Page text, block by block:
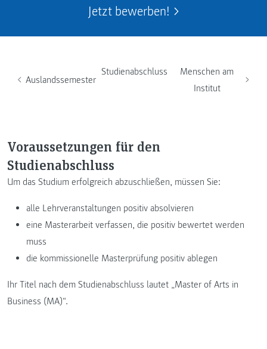
Jetzt bewerben!
Auslandssemester
Studienabschluss
Menschen am
Institut
Voraussetzungen für den
Studienabschluss
Um das Studium erfolgreich abzuschließen, müssen Sie:
alle Lehrveranstaltungen positiv absolvieren
eine Masterarbeit verfassen, die positiv bewertet werden
muss
die kommissionelle Masterprüfung positiv ablegen
Ihr Titel nach dem Studienabschluss lautet „Master of Arts in
Business (MA)“.